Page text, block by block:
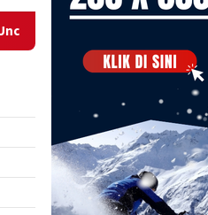
Kepulauan Yapen Gelar